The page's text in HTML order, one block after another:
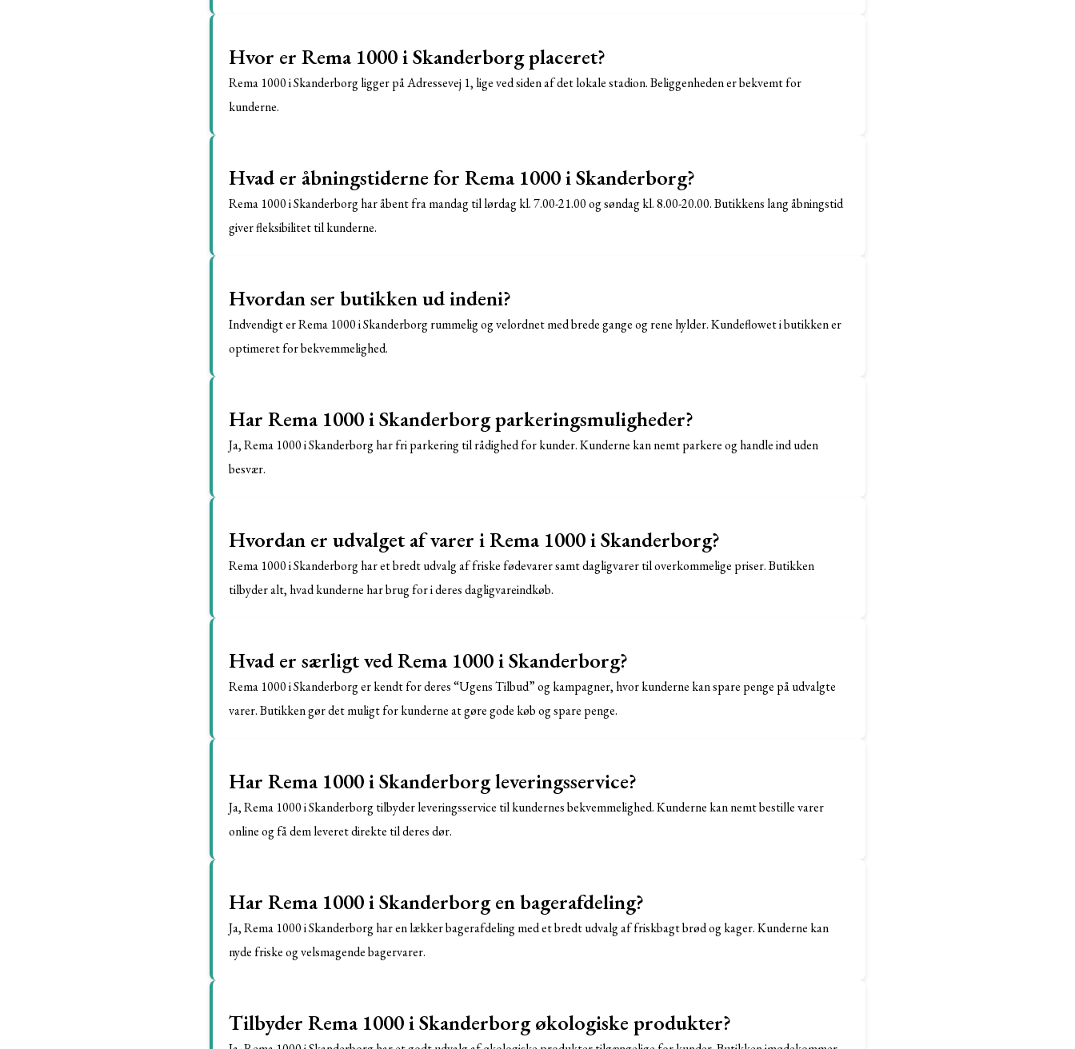
Hvor er Rema 1000 i Skanderborg placeret?
Rema 1000 i Skanderborg ligger på Adressevej 1, lige ved siden af ​​det lokale stadion. Beliggenheden er bekvemt for
kunderne.
Hvad er åbningstiderne for Rema 1000 i Skanderborg?
Rema 1000 i Skanderborg har åbent fra mandag til lørdag kl. 7.00-21.00 og søndag kl. 8.00-20.00. Butikkens lang åbningstid
giver fleksibilitet til kunderne.
Hvordan ser butikken ud indeni?
Indvendigt er Rema 1000 i Skanderborg rummelig og velordnet med brede gange og rene hylder. Kundeflowet i butikken er
optimeret for bekvemmelighed.
Har Rema 1000 i Skanderborg parkeringsmuligheder?
Ja, Rema 1000 i Skanderborg har fri parkering til rådighed for kunder. Kunderne kan nemt parkere og handle ind uden
besvær.
Hvordan er udvalget af varer i Rema 1000 i Skanderborg?
Rema 1000 i Skanderborg har et bredt udvalg af friske fødevarer samt dagligvarer til overkommelige priser. Butikken
tilbyder alt, hvad kunderne har brug for i deres dagligvareindkøb.
Hvad er særligt ved Rema 1000 i Skanderborg?
Rema 1000 i Skanderborg er kendt for deres “Ugens Tilbud” og kampagner, hvor kunderne kan spare penge på udvalgte
varer. Butikken gør det muligt for kunderne at gøre gode køb og spare penge.
Har Rema 1000 i Skanderborg leveringsservice?
Ja, Rema 1000 i Skanderborg tilbyder leveringsservice til kundernes bekvemmelighed. Kunderne kan nemt bestille varer
online og få dem leveret direkte til deres dør.
Har Rema 1000 i Skanderborg en bagerafdeling?
Ja, Rema 1000 i Skanderborg har en lækker bagerafdeling med et bredt udvalg af friskbagt brød og kager. Kunderne kan
nyde friske og velsmagende bagervarer.
Tilbyder Rema 1000 i Skanderborg økologiske produkter?